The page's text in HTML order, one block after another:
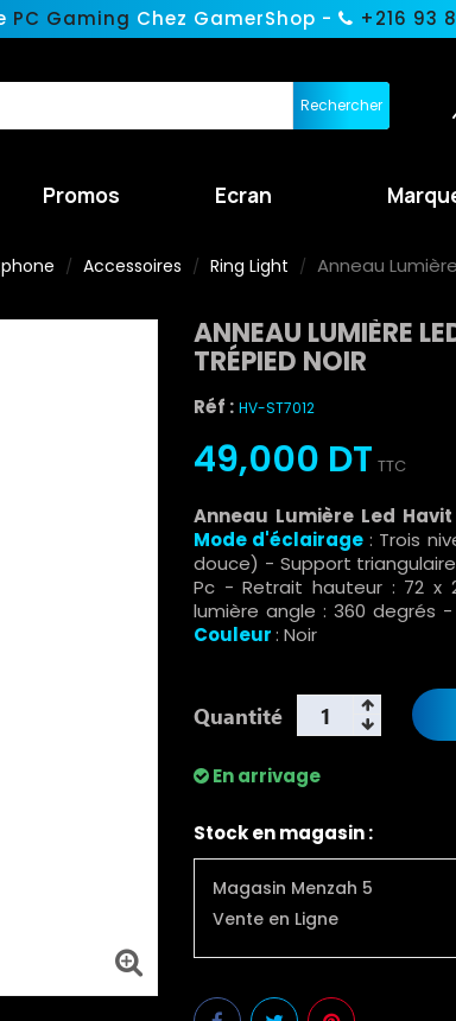
PC Gaming Chez GamerShop - +216 93
Rechercher
Promos Ecran
Accessoires Ring Light Anneau
ANNEAU LUMIÈRE
TRÉPIED NOIR
Réf : HV-ST7012
49,000 DT TTC
Anneau Lumière Led Havit
Mode d'éclairage : Trois
douce) - Support
Pc - Retrait hauteur : 72 x
lumière angle : 360 degrés
Couleur: Noir
Quantité
En arrivage
Stock en magasin :
Magasin Menzah 5
Vente en Ligne